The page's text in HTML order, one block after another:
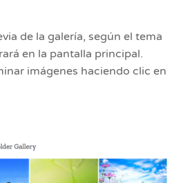
de la galería, según el tema
en la pantalla principal.
imágenes haciendo clic en